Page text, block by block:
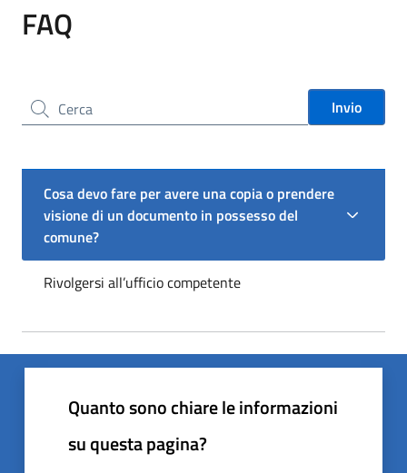
FAQ
Cerca nel sito Invio
Cosa devo fare per avere una copia o prendere
visione di un documento in possesso del
comune?
Rivolgersi all’ufficio competente
Quanto sono chiare le informazioni
su questa pagina?